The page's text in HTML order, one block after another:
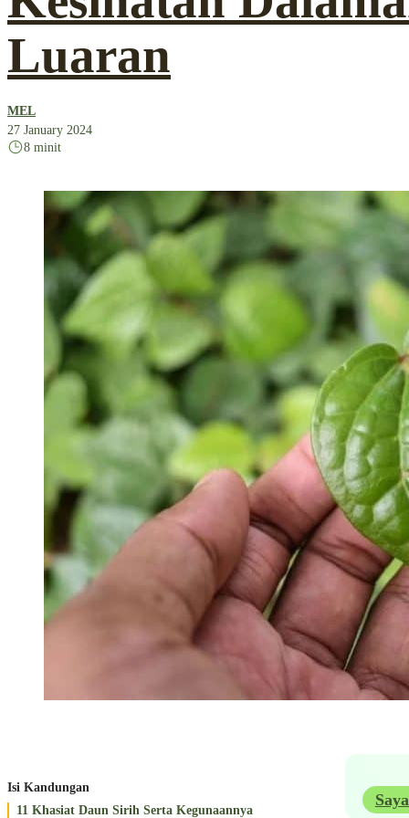
Luaran
MEL
27 January 2024
8 minit
Isi Kandungan
11 Khasiat Daun Sirih Serta Kegunaannya